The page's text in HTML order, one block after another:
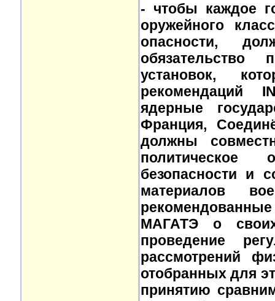
- чтобы каждое
оружейного
опасности,
обязательство
установок,
рекомендаций
ядерные
Франция,
должны
политическое
безопасности и
материалов
МАГАТЭ о
проведение
рассмотрений
отобранных для
принятию